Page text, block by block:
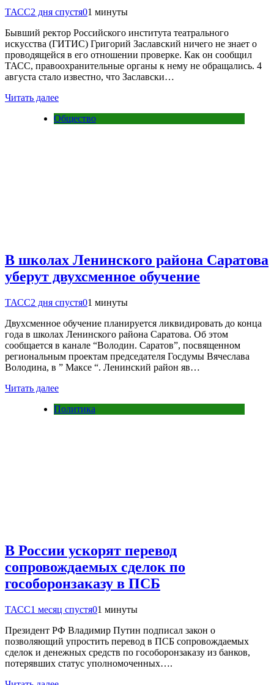
ТАСС2 дня спустя01 минуты
Бывший ректор Российского института театрального
искусства (ГИТИС) Григорий Заславский ничего не знает о
проводящейся в его отношении проверке. Как он сообщил
ТАСС, правоохранительные органы к нему не обращались. 4
августа стало известно, что Заславски…
Читать далее
Общество
В школах Ленинского района Саратова
уберут двухсменное обучение
ТАСС2 дня спустя01 минуты
Двухсменное обучение планируется ликвидировать до конца
года в школах Ленинского района Саратова. Об этом
сообщается в канале “Володин. Саратов”, посвященном
региональным проектам председателя Госдумы Вячеслава
Володина, в ” Максе “. Ленинский район яв…
Читать далее
Политика
В России ускорят перевод
сопровождаемых сделок по
гособоронзаказу в ПСБ
ТАСС1 месяц спустя01 минуты
Президент РФ Владимир Путин подписал закон о
позволяющий упростить перевод в ПСБ сопровождаемых
сделок и денежных средств по гособоронзаказу из банков,
потерявших статус уполномоченных….